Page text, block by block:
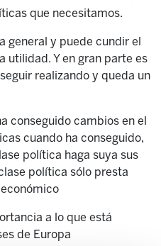
que necesitamos.
general y puede cundir el
utilidad. Y en gran parte es
realizando y queda un
conseguido cambios en el
cuando ha conseguido,
política haga suya sus
política sólo presta
a lo que está
de Europa